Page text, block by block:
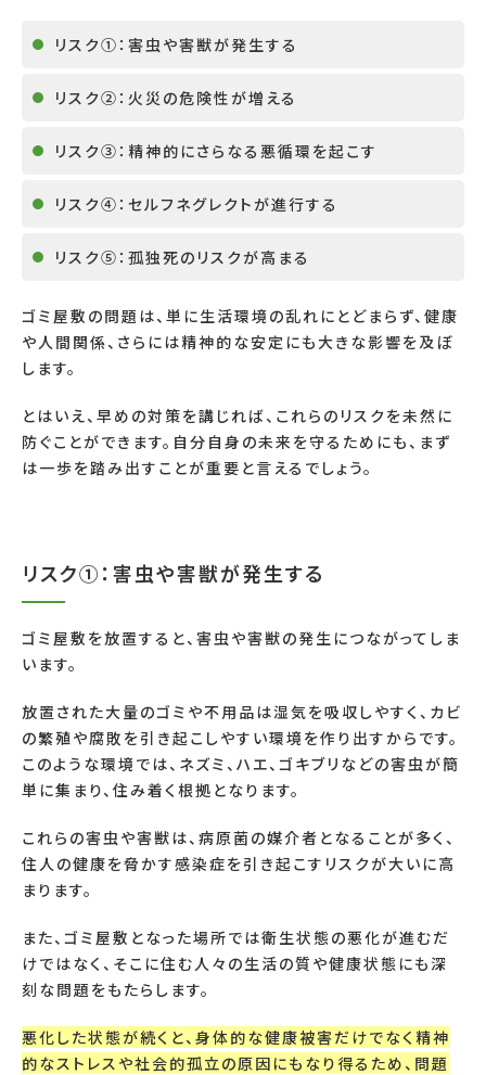
リスク①：害虫や害獣が発生する
リスク②：火災の危険性が増える
リスク③：精神的にさらなる悪循環を起こす
リスク④：セルフネグレクトが進行する
リスク⑤：孤独死のリスクが高まる
ゴミ屋敷の問題は、単に生活環境の乱れにとどまらず、健康
や人間関係、さらには精神的な安定にも大きな影響を及ぼ
します。
とはいえ、早めの対策を講じれば、これらのリスクを未然に
防ぐことができます。自分自身の未来を守るためにも、まず
は一歩を踏み出すことが重要と言えるでしょう。
リスク①：害虫や害獣が発生する
ゴミ屋敷を放置すると、害虫や害獣の発生につながってしま
います。
放置された大量のゴミや不用品は湿気を吸収しやすく、カビ
の繁殖や腐敗を引き起こしやすい環境を作り出すからです。
このような環境では、ネズミ、ハエ、ゴキブリなどの害虫が簡
単に集まり、住み着く根拠となります。
これらの害虫や害獣は、病原菌の媒介者となることが多く、
住人の健康を脅かす感染症を引き起こすリスクが大いに高
まります。
また、ゴミ屋敷となった場所では衛生状態の悪化が進むだ
けではなく、そこに住む人々の生活の質や健康状態にも深
刻な問題をもたらします。
悪化した状態が続くと、身体的な健康被害だけでなく精神
的なストレスや社会的孤立の原因にもなり得るため、問題